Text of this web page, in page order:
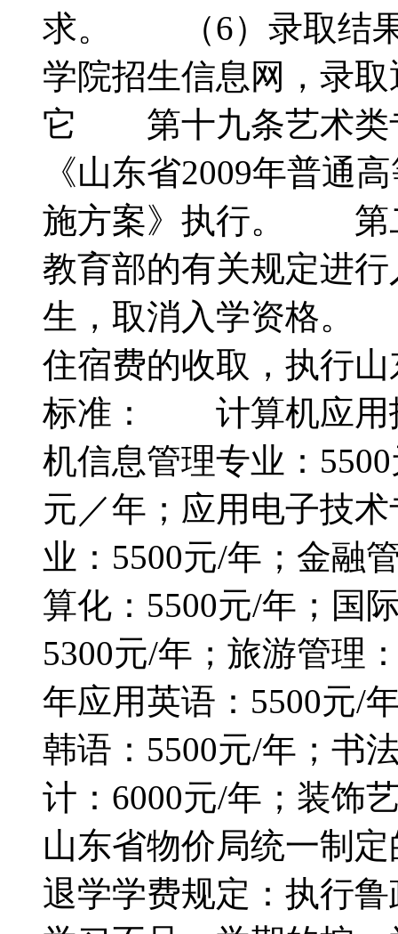
求。 （6）录取结果
学院招生信息网，
它 第十九条艺术类
《山东省2009年普通
施方案》执行。 第
教育部的有关规定进
生，取消入学资格。
住宿费的收取，执行
标准： 计算机应用
机信息管理专业：
元／年；应用电子技
业：5500元/年；金融
算化：5500元/年；国
5300元/年；旅游管理
年应用英语：5500元/
韩语：5500元/年；书
计：6000元/年；装饰
山东省物价局统一制
退学学费规定：执行